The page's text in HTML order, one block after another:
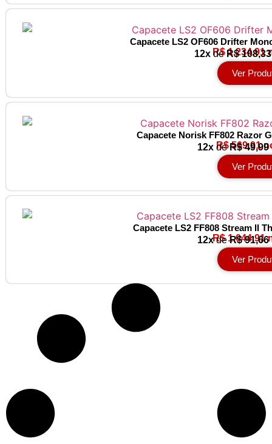
Capacete LS2 OF606 Drifter
R$ 1.234,91
12x de R$ 108,33
Ver
Capacete Norisk FF802 Razor
R$ 569,91
12xde R$ 49,99
Ver
Capacete LS2 FF808 Stream II
R$ 1.044,91
12xdeR$ 91,66
Ver